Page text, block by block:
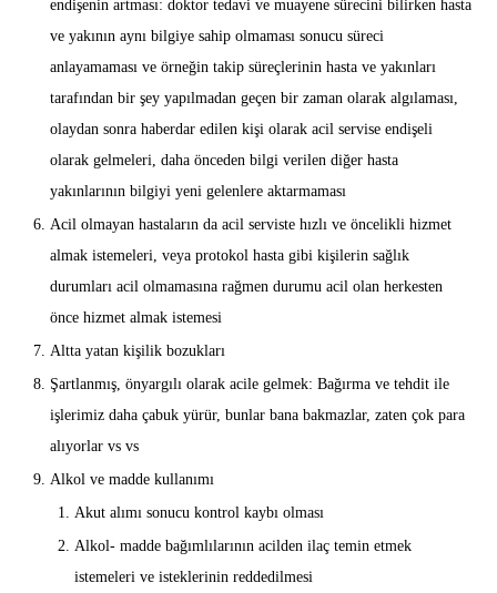
endişenin artması: doktor tedavi ve muayene sürecini bilirken hasta
ve yakının aynı bilgiye sahip olmaması sonucu süreci
anlayamaması ve örneğin takip süreçlerinin hasta ve yakınları
tarafından bir şey yapılmadan geçen bir zaman olarak algılaması,
olaydan sonra haberdar edilen kişi olarak acil servise endişeli
olarak gelmeleri, daha önceden bilgi verilen diğer hasta
yakınlarının bilgiyi yeni gelenlere aktarmaması
Acil olmayan hastaların da acil serviste hızlı ve öncelikli hizmet
almak istemeleri, veya protokol hasta gibi kişilerin sağlık
durumları acil olmamasına rağmen durumu acil olan herkesten
önce hizmet almak istemesi
Altta yatan kişilik bozukları
Şartlanmış, önyargılı olarak acile gelmek: Bağırma ve tehdit ile
işlerimiz daha çabuk yürür, bunlar bana bakmazlar, zaten çok para
alıyorlar vs vs
Alkol ve madde kullanımı
Akut alımı sonucu kontrol kaybı olması
Alkol- madde bağımlılarının acilden ilaç temin etmek
istemeleri ve isteklerinin reddedilmesi